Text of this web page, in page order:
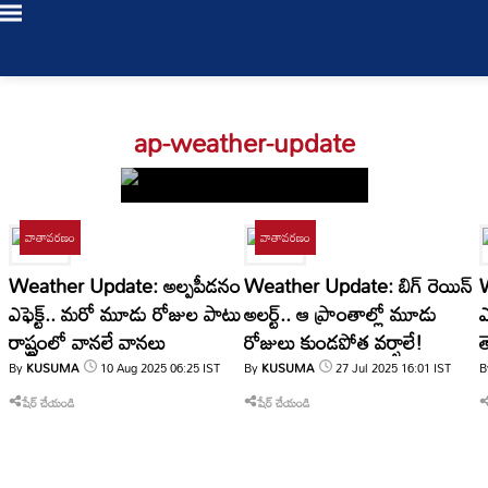
0
Bookmarks
LIVE
TV
తాజా
ap-weather-update
వాతావరణం
Weather Update: అల్పపీడనం
ఎఫెక్ట్.. మరో మూడు రోజుల పాటు
రాష్ట్రంలో వానలే వానలు
ByKUSUMA 10 Aug 202506:25IST
షేర్ చేయండి
వాతావరణం
Weather Update: బిగ్ రెయిన్
అలర్ట్.. ఆ ప్రాంతాల్లో మూడు
రోజులు కుండపోత వర్షాలే!
ByKUSUMA 27 Jul 202516:01 IST
షేర్ చేయండి